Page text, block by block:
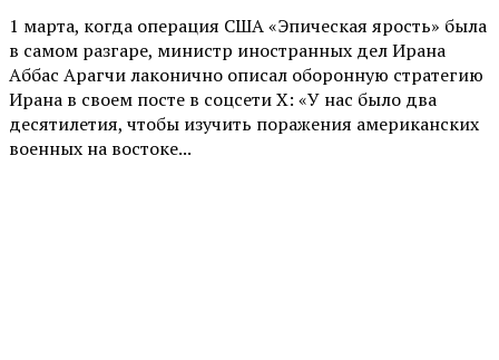
1 марта, когда операция США «Эпическая ярость» была
в самом разгаре, министр иностранных дел Ирана
Аббас Арагчи лаконично описал оборонную стратегию
Ирана в своем посте в соцсети X: «У нас было два
десятилетия, чтобы изучить поражения американских
военных на востоке...